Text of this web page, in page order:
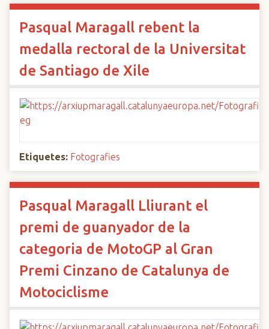
Pasqual Maragall rebent la
medalla rectoral de la Universitat
de Santiago de Xile
Etiquetes: Fotografies
Pasqual Maragall Lliurant el
premi de guanyador de la
categoria de MotoGP al Gran
Premi Cinzano de Catalunya de
Motociclisme